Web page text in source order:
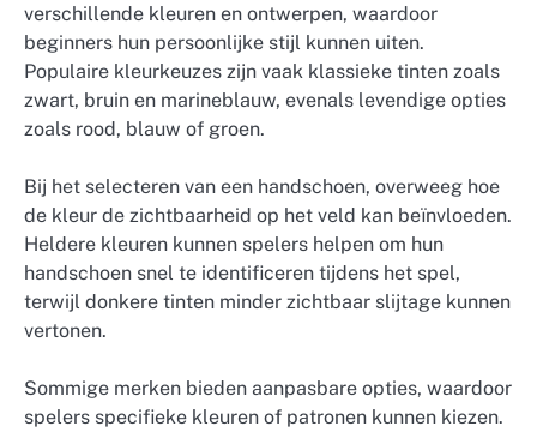
verschillende kleuren en ontwerpen, waardoor
beginners hun persoonlijke stijl kunnen uiten.
Populaire kleurkeuzes zijn vaak klassieke tinten zoals
zwart, bruin en marineblauw, evenals levendige opties
zoals rood, blauw of groen.
Bij het selecteren van een handschoen, overweeg hoe
de kleur de zichtbaarheid op het veld kan beïnvloeden.
Heldere kleuren kunnen spelers helpen om hun
handschoen snel te identificeren tijdens het spel,
terwijl donkere tinten minder zichtbaar slijtage kunnen
vertonen.
Sommige merken bieden aanpasbare opties, waardoor
spelers specifieke kleuren of patronen kunnen kiezen.